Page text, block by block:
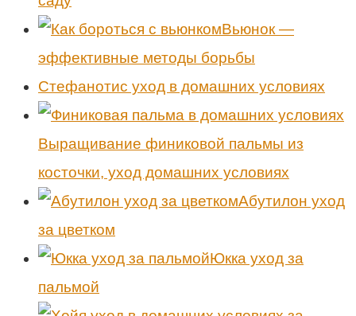
Вьюнок —
эффективные методы борьбы
Стефанотис уход в домашних условиях
Выращивание финиковой пальмы из
косточки, уход домашних условиях
Абутилон уход
за цветком
Юкка уход за
пальмой